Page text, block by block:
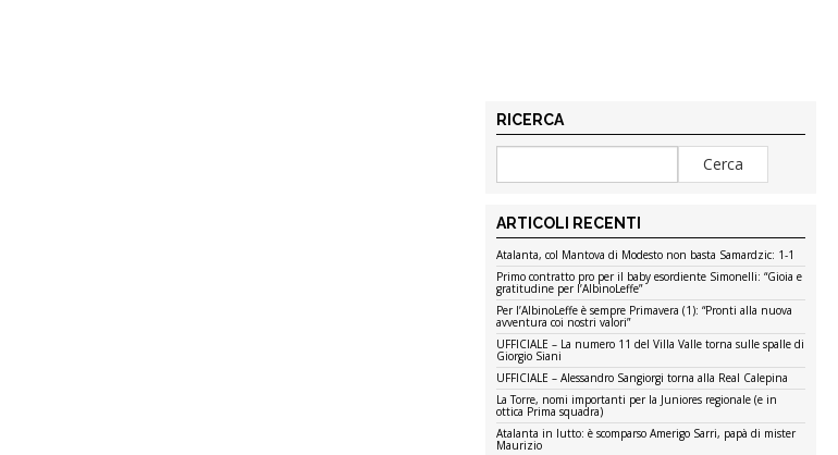
RICERCA
ARTICOLI RECENTI
Atalanta, col Mantova di Modesto non basta Samardzic: 1-1
Primo contratto pro per il baby esordiente Simonelli: “Gioia e
gratitudine per l’AlbinoLeffe”
Per l’AlbinoLeffe è sempre Primavera (1): “Pronti alla nuova
avventura coi nostri valori”
UFFICIALE – La numero 11 del Villa Valle torna sulle spalle di
Giorgio Siani
UFFICIALE – Alessandro Sangiorgi torna alla Real Calepina
La Torre, nomi importanti per la Juniores regionale (e in
ottica Prima squadra)
Atalanta in lutto: è scomparso Amerigo Sarri, papà di mister
Maurizio